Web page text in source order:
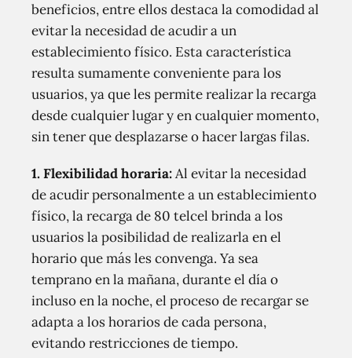
beneficios, entre ellos destaca la comodidad al
evitar la necesidad de acudir a un
establecimiento físico. Esta característica
resulta sumamente conveniente para los
usuarios, ya que les permite realizar la recarga
desde cualquier lugar y en cualquier momento,
sin tener que desplazarse o hacer largas filas.
1. Flexibilidad horaria:Al evitar la necesidad
de acudir personalmente a un establecimiento
físico, la recarga de 80 telcel brinda a los
usuarios la posibilidad de realizarla en el
horario que más les convenga. Ya sea
temprano en la mañana, durante el día o
incluso en la noche, el proceso de recargar se
adapta a los horarios de cada persona,
evitando restricciones de tiempo.